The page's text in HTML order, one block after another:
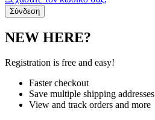
NEW HERE?
Registration is free and easy!
Faster checkout
Save multiple shipping addresses
View and track orders and more